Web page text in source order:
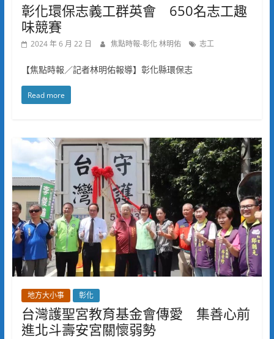
彰化環保志義工群英會 650名志工趣
味競賽
2024 年 6 月 22 日 焦點時報-彰化 林明佑 志工
【焦點時報／記者林明佑報導】彰化縣環保志
Read more
地方大小事 彰化
台灣護聖宮教育基金會傳愛 集善心前
進北斗壽安宮關懷弱勢